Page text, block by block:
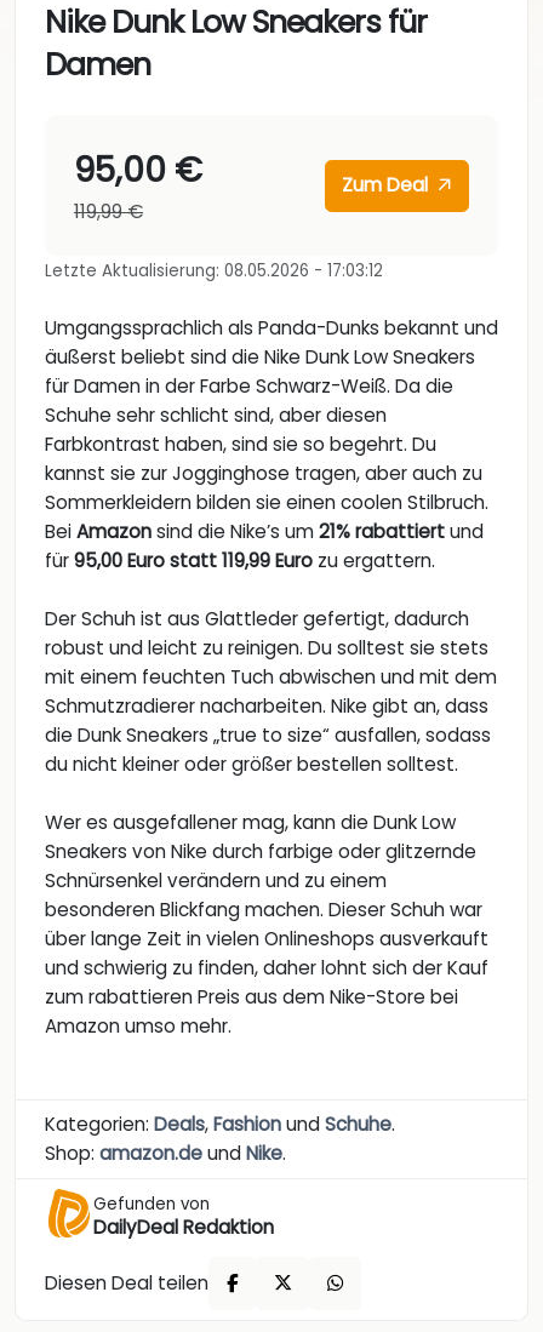
Nike Dunk Low Sneakers für
Damen
95,00 €
119,99 €
Zum Deal
Letzte Aktualisierung: 08.05.2026 - 17:03:12
Umgangssprachlich als Panda-Dunks bekannt und
äußerst beliebt sind die Nike Dunk Low Sneakers
für Damen in der Farbe Schwarz-Weiß. Da die
Schuhe sehr schlicht sind, aber diesen
Farbkontrast haben, sind sie so begehrt. Du
kannst sie zur Jogginghose tragen, aber auch zu
Sommerkleidern bilden sie einen coolen Stilbruch.
BeiAmazonsind die Nike’s um21% rabattiertund
für95,00 Euro statt 119,99 Euro zu ergattern.
Der Schuh ist aus Glattleder gefertigt, dadurch
robust und leicht zu reinigen. Du solltest sie stets
mit einem feuchten Tuch abwischen und mit dem
Schmutzradierer nacharbeiten. Nike gibt an, dass
die Dunk Sneakers „true to size“ ausfallen, sodass
du nicht kleiner oder größer bestellen solltest.
Wer es ausgefallener mag, kann die Dunk Low
Sneakers von Nike durch farbige oder glitzernde
Schnürsenkel verändern und zu einem
besonderen Blickfang machen. Dieser Schuh war
über lange Zeit in vielen Onlineshops ausverkauft
und schwierig zu finden, daher lohnt sich der Kauf
zum rabattieren Preis aus dem Nike-Store bei
Amazon umso mehr.
Kategorien: Deals,FashionundSchuhe.
Shop: amazon.deundNike.
Gefunden von
DailyDeal Redaktion
Diesen Deal teilen